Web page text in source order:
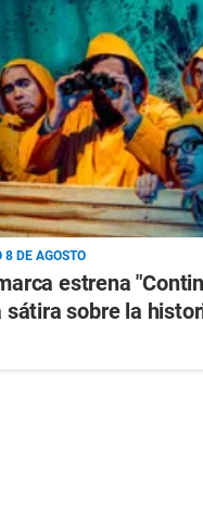
8 DE AGOSTO
estrena
sátira sobre la